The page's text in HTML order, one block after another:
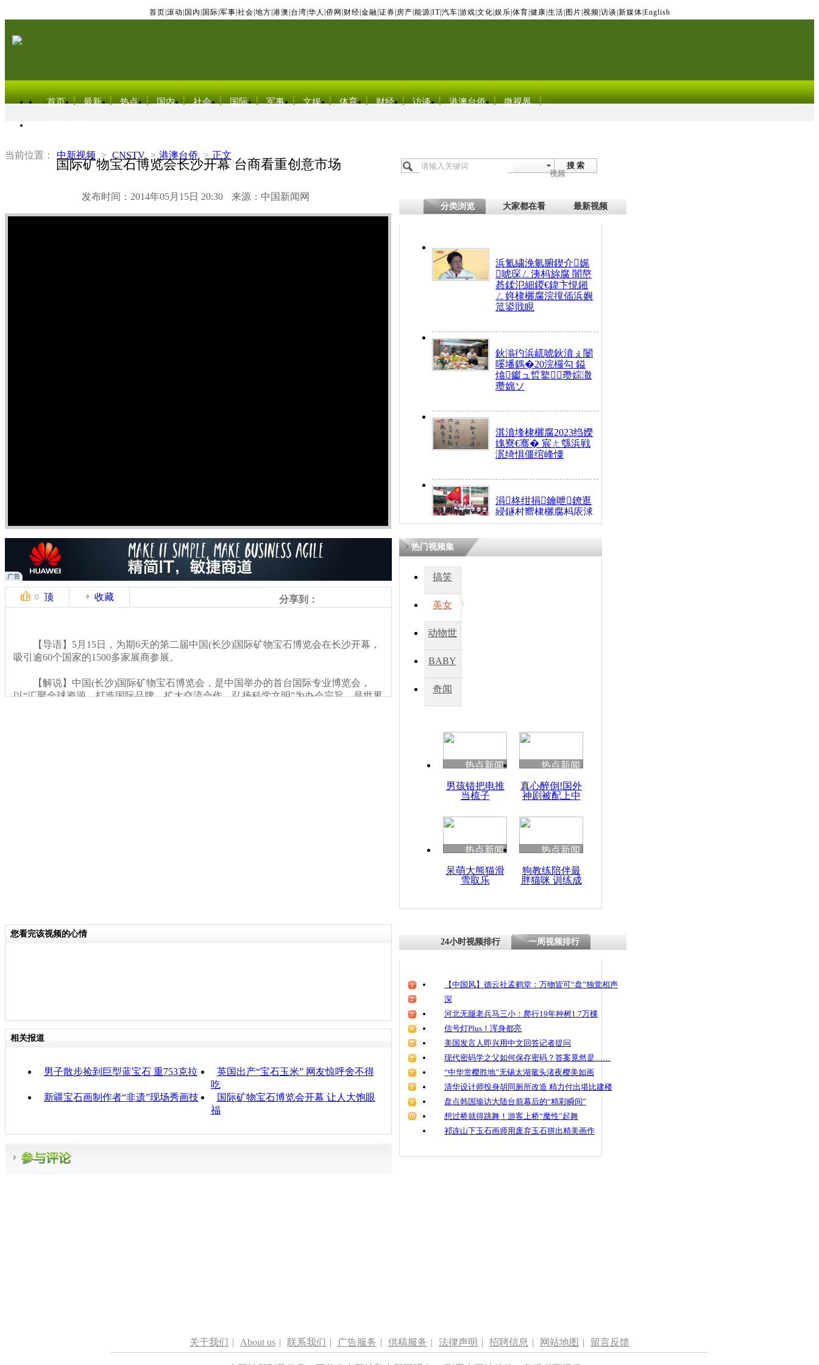
首页 滚动 国内 国际 军事 社会 地方 港澳 台湾 华人 侨网 财经 金融 证券 房产 能源 IT| 汽车 游戏 文化 娱乐 体育 健康 生活 图片 视频 访谈 新媒体 English
首页 最新 热点 国内 社会 国际 军事 文娱 体育 财经 访谈 港澳台侨 微视界
当前位置： 中新视频 > CNSTV > 港澳台侨 > 正文
国际矿物宝石博览会长沙开幕 台商看重创意市场
发布时间：2014年05月15日 20:30 来源：中国新闻网
搜 索
视频
分类浏览 大家都在看 最新视频
浜氳繍浼氫腑鍥介娓
唬琛ㄥ洟杩旀腐 闇嶅
惎鍒氾細鍐€鍏卞悓鎺
ㄥ姩棣欐腐浣撹偛浜嬩
笟鍙戝睍
鈥滃彴浜屼唬鈥濆ぇ闄
嗘墦鎷�20浣欏勾 鎰
熻钀ュ晢鐜瓒婃潵
瓒婂ソ
淇濆埄棣欐腐2023绉嬫
媿寮€骞� 宸ㄤ綔浜戦
泦绮惧僵绾峰憟
涓柊绀捐鑰呭鐐逛
綅鐩村嚮棣欐腐杩庡浗
搴�24灏忔椂
0 顶 收藏 分享到：
【导语】5月15日，为期6天的第二届中国(长沙)国际矿物宝石博览会在长沙开幕，
吸引逾60个国家的1500多家展商参展。
【解说】中国(长沙)国际矿物宝石博览会，是中国举办的首台国际专业博览会，
以“汇聚全球资源，打造国际品牌，扩大交流合作，弘扬科学文明”为办会宗旨，是世界
热门视频集
搞笑
美女
动物世
BABY
秀
奇闻
热点新闻
男孩错把电推
当梳子
热点新闻
真心醉倒!国外
神剧被配上中
热点新闻
呆萌大熊猫滑
雪取乐
热点新闻
狗教练陪伴最
胖猫咪 训练成
您看完该视频的心情
相关报道
男子散步捡到巨型蓝宝石 重753克拉
英国出产“宝石玉米” 网友惊呼舍不得
吃
新疆宝石画制作者“非遗”现场秀画技
国际矿物宝石博览会开幕 让人大饱眼
福
24小时视频排行 一周视频排行
【中国风】德云社孟鹤堂：万物皆可“盘”独觉相声
深
河北无腿老兵马三小：爬行19年种树1.7万棵
信号灯Plus！浑身都亮
美国发言人即兴用中文回答记者提问
现代密码学之父如何保存密码？答案竟然是……
“中华赏樱胜地”无锡太湖鼋头渚夜樱美如画
清华设计师投身胡同厕所改造 精力付出堪比建楼
盘点韩国瑜访大陆台前幕后的“精彩瞬间”
想过桥就得跳舞！游客上桥“魔性”起舞
祁连山下玉石画师用废弃玉石拼出精美画作
关于我们 | About us | 联系我们 | 广告服务 | 供稿服务 | 法律声明 | 招聘信息 | 网站地图 | 留言反馈